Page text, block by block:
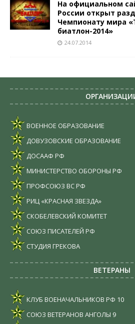
На официальном
России открыт
Чемпионату мира
биатлон-2014»
24.07.2014
ВОЕННОЕ ОБРАЗОВАНИЕ
ДОВУЗОВСКИЕ ОБРАЗОВАНИЕ
ДОСААФ РФ
МИНИСТЕРСТВО ОБОРОНЫ РФ
ПРОФСОЮЗ ВС РФ
РИЦ «КРАСНАЯ ЗВЕЗДА»
СКОБЕЛЕВСКИЙ КОМИТЕТ
СОЮЗ ПИСАТЕЛЕЙ РФ
СТУДИЯ ГРЕКОВА
ВЕТЕРАНЫ
КЛУБ ВОЕНАЧАЛЬНИКОВ РФ 10
СОЮЗ ВЕТЕРАНОВ АНГОЛЫ 9